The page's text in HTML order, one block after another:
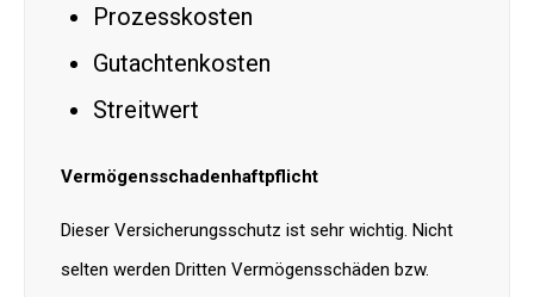
Prozesskosten
Gutachtenkosten
Streitwert
Vermögensschadenhaftpflicht
Dieser Versicherungsschutz ist sehr wichtig. Nicht
selten werden Dritten Vermögensschäden bzw.